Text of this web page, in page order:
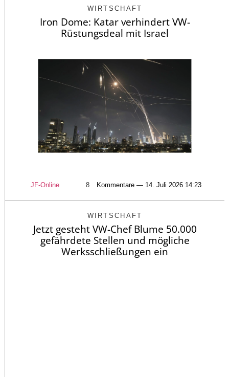
WIRTSCHAFT
Iron Dome: Katar verhindert VW-
Rüstungsdeal mit Israel
JF-Online 8 Kommentare — 14. Juli 2026 14:23
WIRTSCHAFT
Jetzt gesteht VW-Chef Blume 50.000
gefährdete Stellen und mögliche
Werksschließungen ein